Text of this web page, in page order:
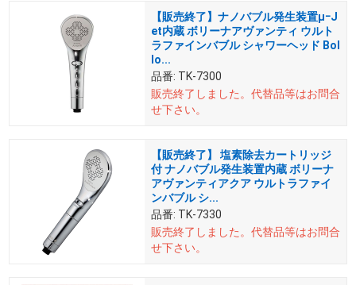
【販売終了】ナノバブル発生装置μｰJ
et内蔵 ボリーナアヴァンティ ウルト
ラファインバブル シャワーヘッド Bol
lo...
品番: TK-7300
販売終了しました。 代替品等はお問合
せ下さい。
【販売終了】 塩素除去カートリッジ
付 ナノバブル発生装置内蔵 ボリーナ
アヴァンティアクア ウルトラファイ
ンバブル シ...
品番: TK-7330
販売終了しました。 代替品等はお問合
せ下さい。